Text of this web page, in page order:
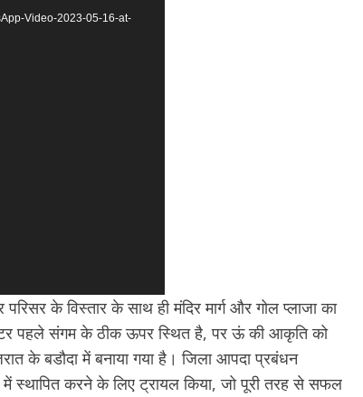
Video-2023-05-16-at-
के विस्तार के साथ ही मंदिर मार्ग और गोल प्लाजा का
पहले संगम के ठीक ऊपर स्थित है, पर ऊं की आकृति को
के बडौदा में बनाया गया है। जिला आपदा प्रबंधन
में स्थापित करने के लिए ट्रायल किया, जो पूरी तरह से सफल